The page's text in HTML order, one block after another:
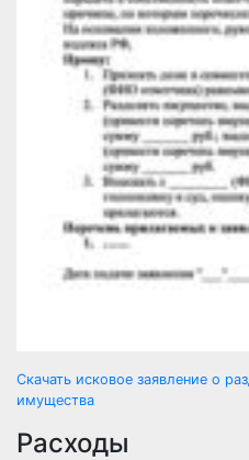
Скачать исковое заявление о
имущества
Расходы